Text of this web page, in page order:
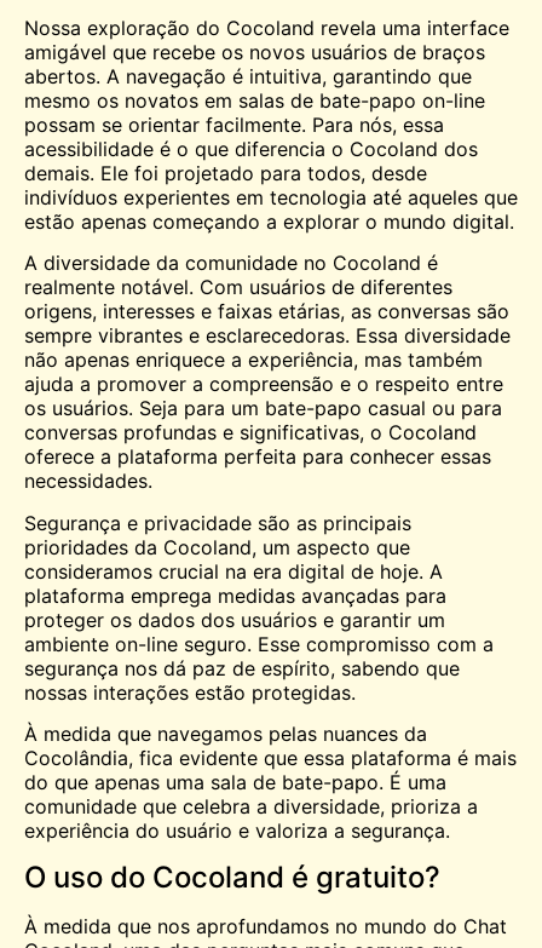
Nossa exploração do Cocoland revela uma interface
amigável que recebe os novos usuários de braços
abertos. A navegação é intuitiva, garantindo que
mesmo os novatos em salas de bate-papo on-line
possam se orientar facilmente. Para nós, essa
acessibilidade é o que diferencia o Cocoland dos
demais. Ele foi projetado para todos, desde
indivíduos experientes em tecnologia até aqueles que
estão apenas começando a explorar o mundo digital.
A diversidade da comunidade no Cocoland é
realmente notável. Com usuários de diferentes
origens, interesses e faixas etárias, as conversas são
sempre vibrantes e esclarecedoras. Essa diversidade
não apenas enriquece a experiência, mas também
ajuda a promover a compreensão e o respeito entre
os usuários. Seja para um bate-papo casual ou para
conversas profundas e significativas, o Cocoland
oferece a plataforma perfeita para conhecer essas
necessidades.
Segurança e privacidade são as principais
prioridades da Cocoland, um aspecto que
consideramos crucial na era digital de hoje. A
plataforma emprega medidas avançadas para
proteger os dados dos usuários e garantir um
ambiente on-line seguro. Esse compromisso com a
segurança nos dá paz de espírito, sabendo que
nossas interações estão protegidas.
À medida que navegamos pelas nuances da
Cocolândia, fica evidente que essa plataforma é mais
do que apenas uma sala de bate-papo. É uma
comunidade que celebra a diversidade, prioriza a
experiência do usuário e valoriza a segurança.
O uso do Cocoland é gratuito?
À medida que nos aprofundamos no mundo do Chat